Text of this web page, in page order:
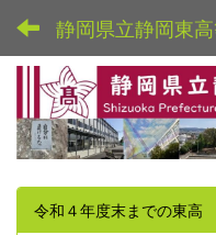
静岡県立静岡東
令和４年度末までの東高